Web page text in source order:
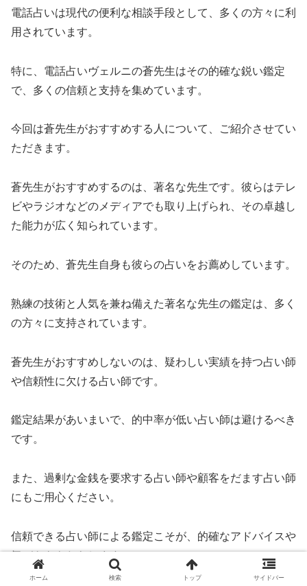
電話占いは現代の便利な相談手段として、多くの方々に利
用されています。
特に、電話占いヴェルニの蒼先生はその的確な鋭い鑑定
で、多くの信頼と支持を集めています。
今回は蒼先生がおすすめする人について、ご紹介させてい
ただきます。
蒼先生がおすすめするのは、著名な先生です。彼らはテレ
ビやラジオなどのメディアでも取り上げられ、その卓越し
た能力が広く知られています。
そのため、蒼先生自身も彼らの占いをお薦めしています。
熟練の技術と人気を兼ね備えた著名な先生の鑑定は、多く
の方々に支持されています。
蒼先生がおすすめしないのは、疑わしい実績を持つ占い師
や信頼性に欠ける占い師です。
鑑定結果があいまいで、的中率が低い占い師は避けるべき
です。
また、過剰な金銭を要求する占い師や顧客をだます占い師
にもご用心ください。
信頼できる占い師による鑑定こそが、的確なアドバイスや
気づきをもたらします。
ホーム 検索 トップ サイドバー